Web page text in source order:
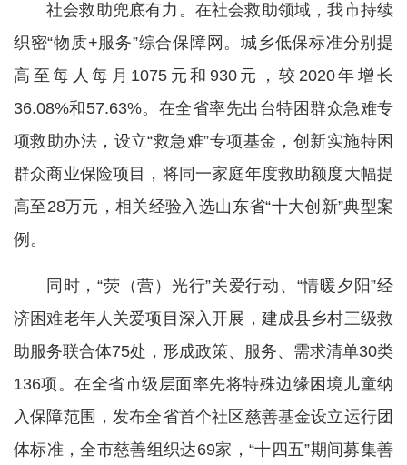
社会救助兜底有力。在社会救助领域，我市持续
织密“物质+服务”综合保障网。城乡低保标准分别提
高至每人每月1075元和930元，较2020年增长
36.08%和57.63%。在全省率先出台特困群众急难专
项救助办法，设立“救急难”专项基金，创新实施特困
群众商业保险项目，将同一家庭年度救助额度大幅提
高至28万元，相关经验入选山东省“十大创新”典型案
例。
同时，“荧（营）光行”关爱行动、“情暖夕阳”经
济困难老年人关爱项目深入开展，建成县乡村三级救
助服务联合体75处，形成政策、服务、需求清单30类
136项。在全省市级层面率先将特殊边缘困境儿童纳
入保障范围，发布全省首个社区慈善基金设立运行团
体标准，全市慈善组织达69家，“十四五”期间募集善